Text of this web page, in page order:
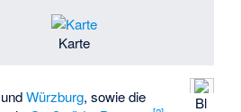
Karte
Bl
undWürzburg, sowie die